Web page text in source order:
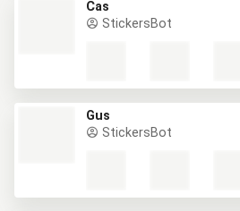
Cas
StickersBot
Gus
StickersBot